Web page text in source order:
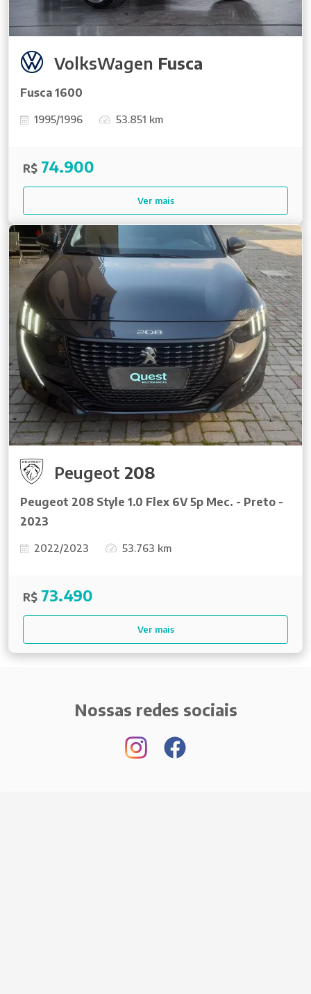
VolksWagen Fusca
Fusca 1600
1995/1996 53.851 km
R$ 74.900
Ver mais
Peugeot 208
Peugeot 208 Style 1.0 Flex 6V 5p Mec. - Preto -
2023
2022/2023 53.763 km
R$ 73.490
Ver mais
Nossas redes sociais